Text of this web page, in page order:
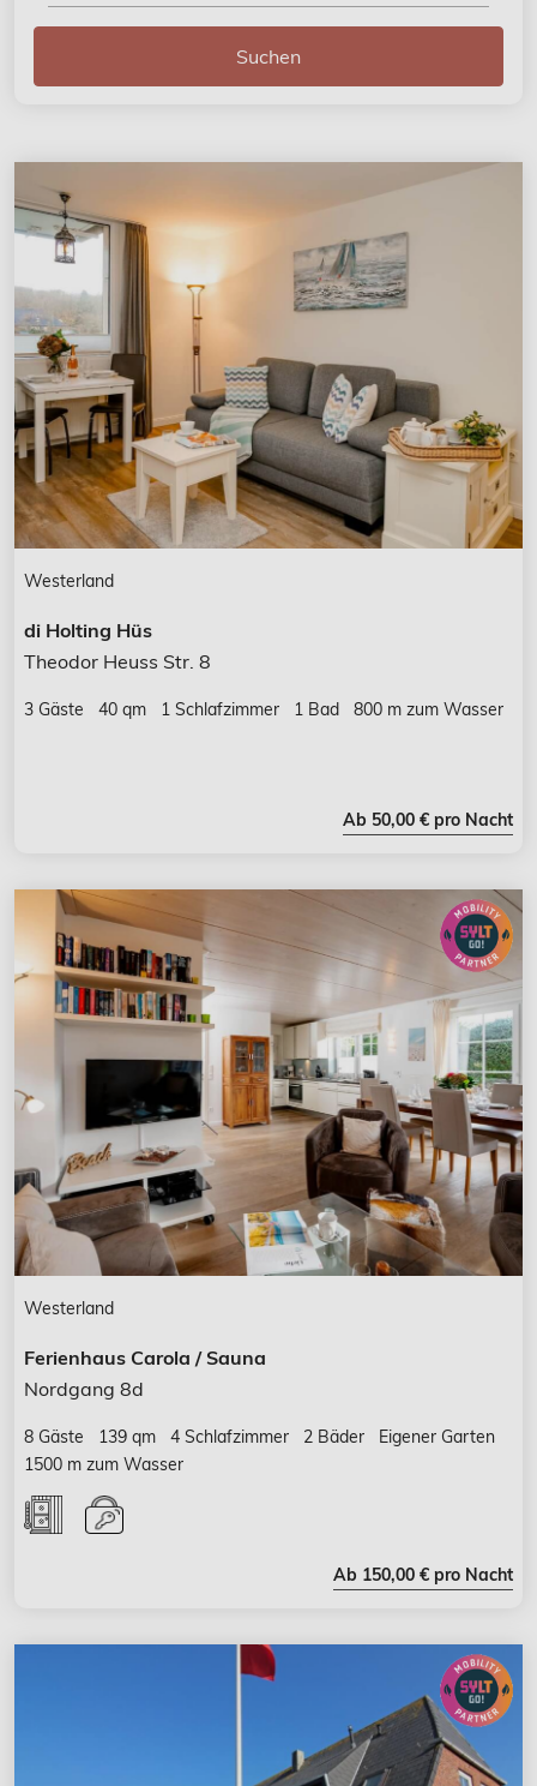
Suchen
Westerland
di Holting Hüs
Theodor Heuss Str. 8
3 Gäste 40 qm 1 Schlafzimmer 1 Bad 800 m zum Wasser
Ab 50,00 € pro Nacht
Westerland
Ferienhaus Carola / Sauna
Nordgang 8d
8 Gäste 139 qm 4 Schlafzimmer 2 Bäder
Eigener Garten
1500 m zum Wasser
Ab 150,00 € pro Nacht